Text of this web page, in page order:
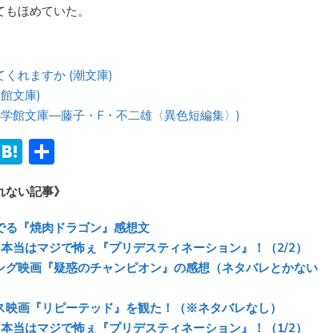
ほめていた。
くれますか (潮文庫)
文庫)
館文庫―藤子・F・不二雄〈異色短編集〉)
H
at
e
n
a
有
い記事》
る『焼肉ドラゴン』感想文
当はマジで怖ぇ『プリデスティネーション』！（2/2）
グ映画『疑惑のチャンピオン』の感想（ネタバレとかない
画『リピーテッド』を観た！（※ネタバレなし）
当はマジで怖ぇ『プリデスティネーション』！（1/2）